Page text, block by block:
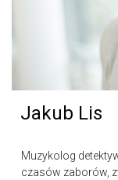
Jakub Lis
Muzykolog
czasów zaborów,